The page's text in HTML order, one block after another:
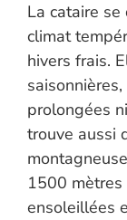
La cataire
climat
hivers frais.
prolongées
trouve aussi
1500 mètres
ensoleillées